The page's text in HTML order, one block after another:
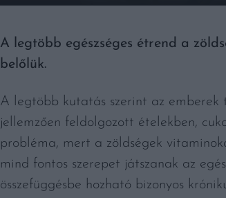
A legtöbb egészséges étrend a
belőlük.
A legtöbb kutatás szerint az emberek
jellemzően feldolgozott ételekben,
probléma, mert a zöldségek
mind fontos szerepet játszanak az
összefüggésbe hozható bizonyos